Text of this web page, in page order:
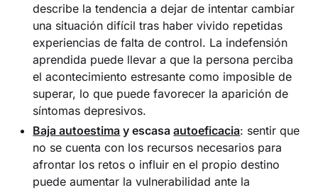
describe la tendencia a dejar de intentar cambiar
una situación difícil tras haber vivido repetidas
experiencias de falta de control. La indefensión
aprendida puede llevar a que la persona perciba
el acontecimiento estresante como imposible de
superar, lo que puede favorecer la aparición de
síntomas depresivos.
Baja autoestima y escasaautoeficacia: sentir que
no se cuenta con los recursos necesarios para
afrontar los retos o influir en el propio destino
puede aumentar la vulnerabilidad ante la